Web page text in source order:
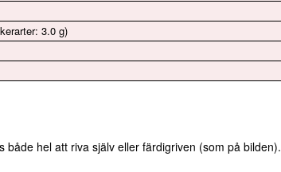
3.0 g)
både hel att riva själv eller färdigriven (som på bilden).